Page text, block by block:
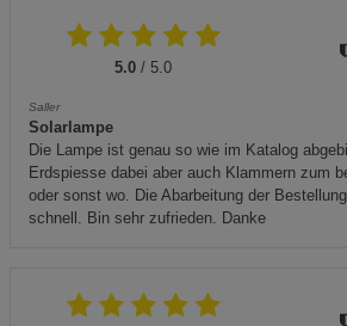
5.0 / 5.0
Saller
Solarlampe
Die Lampe ist genau so wie im Katalog
Erdspiesse dabei aber auch Klammern zum
oder sonst wo. Die Abarbeitung der
schnell. Bin sehr zufrieden. Danke